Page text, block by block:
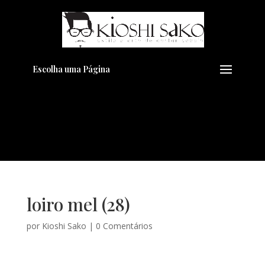
Escolha uma Página
loiro mel (28)
por Kioshi Sako | 0 Comentários
Pensando em transformar seu
Visual??